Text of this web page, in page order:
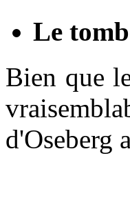
Le
Bien que
d'Oseberg